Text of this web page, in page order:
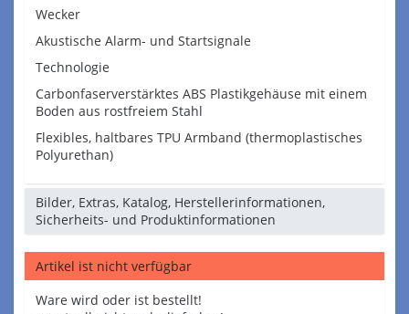
Wecker
Akustische Alarm- und Startsignale
Technologie
Carbonfaserverstärktes ABS Plastikgehäuse mit einem
Boden aus rostfreiem Stahl
Flexibles, haltbares TPU Armband (thermoplastisches
Polyurethan)
Bilder, Extras, Katalog, Herstellerinformationen,
Sicherheits- und Produktinformationen
Artikel ist nicht verfügbar
Ware wird oder ist bestellt!